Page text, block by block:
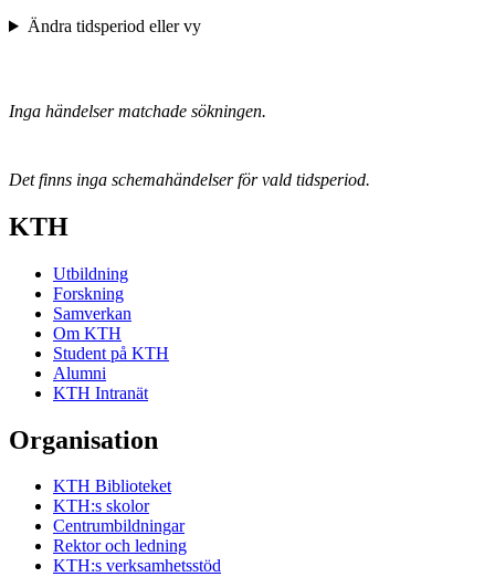
Ändra tidsperiod eller vy
Inga händelser matchade sökningen.
Det finns inga schemahändelser för vald tidsperiod.
KTH
Utbildning
Forskning
Samverkan
Om KTH
Student på KTH
Alumni
KTH Intranät
Organisation
KTH Biblioteket
KTH:s skolor
Centrumbildningar
Rektor och ledning
KTH:s verksamhetsstöd